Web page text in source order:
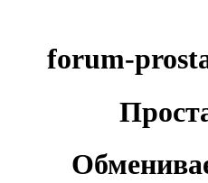
forum-